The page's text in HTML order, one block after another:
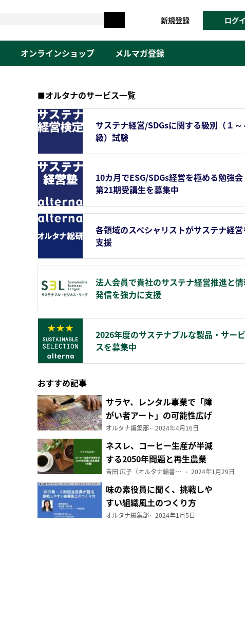
新規登録 ログ
オンラインショップ メルマガ登録
■オルタナのサービス一覧
サステナ経営/SDGsに関する級別（１～
級）試験
10カ月でESG/SDGs経営を極める勉強
第21期受講生を募集中
各領域のスペシャリストがサステナ経
支援
法人会員で貴社のサステナ経営推進と
発信を強力に支援
2026年度のサステナブルな製品・サービ
スを募集中
おすすめ記事
サラヤ、レンタル事業で「障
がい者アート」の可能性広げ
る
オルタナ編集部 2024年4月16日
ネスレ、コーヒー生産が半減
する2050年問題と再生農業
（前編）
吉田 広子（オルタナ輪番編集長） 2024年1月29日
味の素役員に聞く、挑戦しや
すい組織風土のつくり方
オルタナ編集部 2024年1月5日